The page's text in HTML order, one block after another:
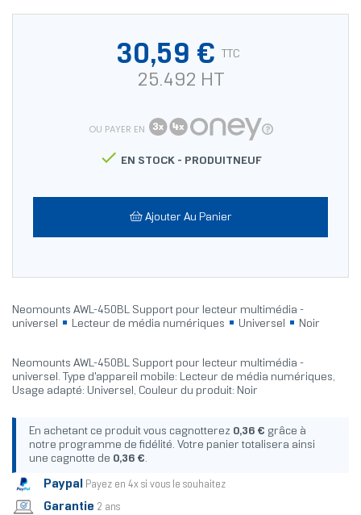
30,59 € TTC
25.492 HT
OU PAYER EN
 EN STOCK - PRODUITNEUF
Ajouter Au Panier
Neomounts AWL-450BL Support pour lecteur multimédia -
universel
Lecteur de média numériques Universel Noir
Neomounts AWL-450BL Support pour lecteur multimédia -
universel. Type d'appareil mobile: Lecteur de média numériques,
Usage adapté: Universel, Couleur du produit: Noir
En achetant ce produit vous cagnotterez 0,36 € grâce à
notre programme de fidélité. Votre panier totalisera ainsi
une cagnotte de 0,36 €.
Paypal Payez en 4x si vous le souhaitez
Garantie 2 ans